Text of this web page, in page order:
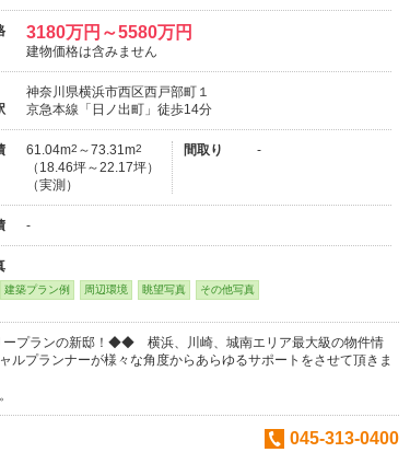
3180万円～5580万円
建物価格は含みません
神奈川県横浜市西区西戸部町１
京急本線「日ノ出町」徒歩14分
61.04m2 ～73.31m2
（18.46坪～22.17坪）
（実測）
間取り -
-
建築プラン例 周辺環境 眺望写真 その他写真
プランの新邸！◆◆ 横浜、川崎、城南エリア最大級の物件情
ルプランナーが様々な角度からあらゆるサポートをさせて頂きま
045-313-0400